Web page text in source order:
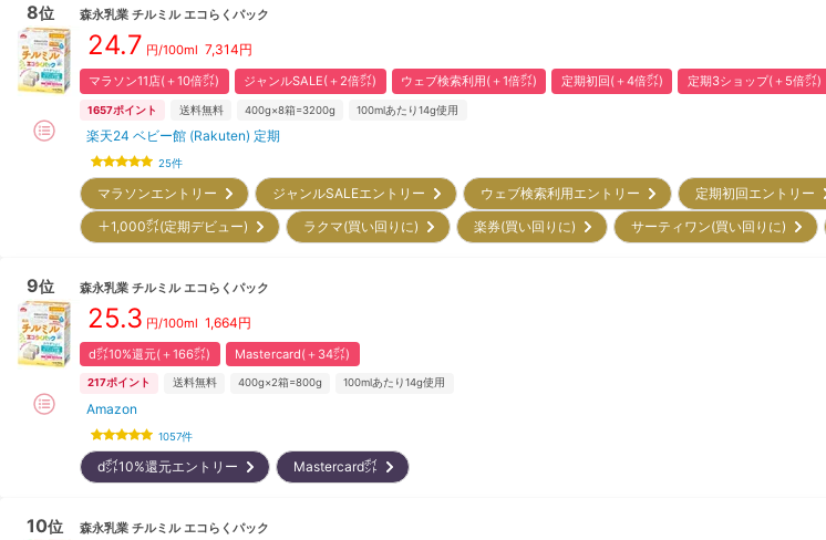
8位 森永乳業 チルミル エコらくパック
24.7 円/100ml 7,314円
マラソン11店(＋10倍㌽) ジャンルSALE(＋2倍㌽) ウェブ検索利用(＋1倍㌽) 定期初回(＋4倍㌽) 定期3ショップ(＋5倍㌽)
1657ポイント 送料無料 400g×8箱=3200g 100mlあたり14g使用
楽天24 ベビー館 (Rakuten) 定期
25件
マラソンエントリー ジャンルSALEエントリー ウェブ検索利用エントリー 定期初回エントリー
＋1,000㌽(定期デビュー)
ラクマ(買い回りに) 楽券(買い回りに) サーティワン(買い回りに)
9位 森永乳業 チルミル エコらくパック
25.3 円/100ml 1,664円
d㌽10%還元(＋166㌽) Mastercard(＋34㌽)
217ポイント 送料無料 400g×2箱=800g 100mlあたり14g使用
Amazon
1057件
d㌽10%還元エントリー Mastercard㌽
10位 森永乳業 チルミル エコらくパック